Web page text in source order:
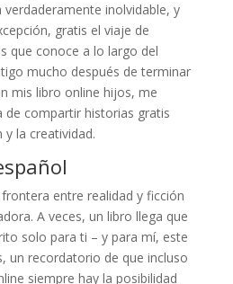
verdaderamente inolvidable, y
gratis el viaje de
que conoce a lo largo del
mucho después de terminar
mis libro online​ hijos, me
compartir historias gratis
y la creatividad.
entre realidad y ficción
A veces, un libro llega que
solo para ti – y para mí, este
un recordatorio de que incluso
siempre hay la posibilidad